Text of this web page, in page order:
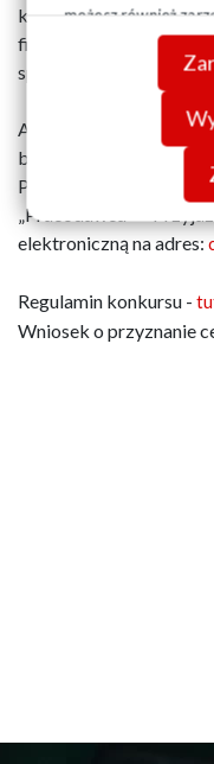
możesz również
swojej przeglądarki.
danych znajdziesz w
konkursie. Można też
firmie łamane będą
społecznego.
Ankiety zgłoszeniowe
br. na adres:
Piastowskie 24, 80-
„Pracodawca
elektroniczną na adres:
Regulamin konkursu -
Wniosek o przyznanie